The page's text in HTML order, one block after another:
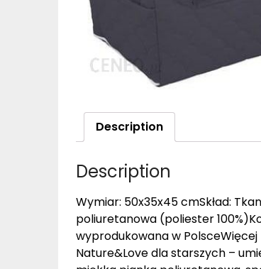
Description
Description
Wymiar: 50x35x45 cmSkład:
poliuretanowa (poliester
wyprodukowana w
Nature&Love dla starszych –